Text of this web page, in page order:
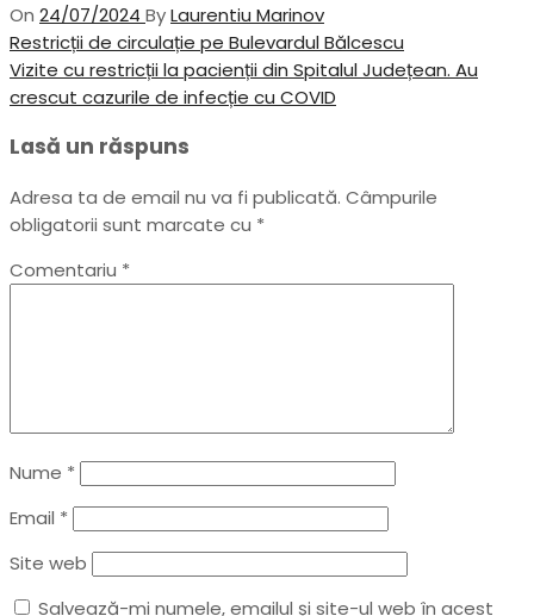
On 24/07/2024 ByLaurentiu Marinov
Navigare
în
articole
Previous
Post
Restricții de circulație pe Bulevardul Bălcescu
Next
Post
Vizite cu restricții la pacienții din Spitalul Județean. Au
crescut cazurile de infecție cu COVID
Lasă un răspuns
Adresa ta de email nu va fi publicată. Câmpurile
obligatorii sunt marcate cu *
Comentariu *
Nume *
Email *
Site web
Salvează-mi numele, emailul și site-ul web în acest